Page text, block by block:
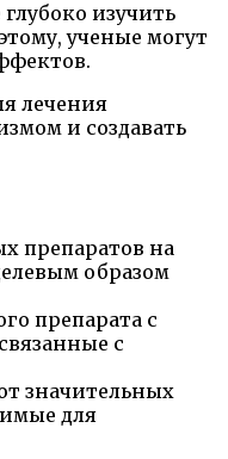
изучить
ученые могут
лечения
и создавать
препаратов на
образом
препарата с
с
значительных
для